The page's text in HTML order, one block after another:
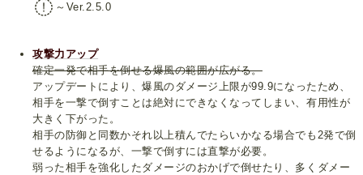
～Ver.2.5.0
攻撃力アップ
確定一発で相手を倒せる爆風の範囲が広がる。
アップデートにより、爆風のダメージ上限が99.9になったため、
相手を一撃で倒すことは絶対にできなくなってしまい、有用性が
大きく下がった。
相手の防御と同数かそれ以上積んでたらいかなる場合でも2発で倒
せるようになるが、一撃で倒すには直撃が必要。
弱った相手を強化したダメージのおかげで倒せたり、多くダメー